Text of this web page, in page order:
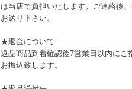
は当店で負担いたします。ご連絡後
お送り下さい。
★返金について
返品商品到着確認後7営業日以内にご
お振込致します。